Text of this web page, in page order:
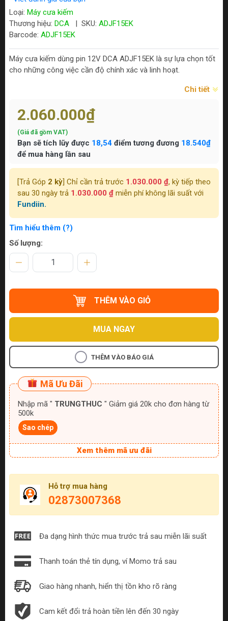
Loại: Máy cưa kiếm
Thương hiệu: DCA SKU: ADJF15EK
Barcode: ADJF15EK
Máy cưa kiếm dùng pin 12V DCA ADJF15EK là sự lựa chọn tốt
cho những công việc cần độ chính xác và linh hoạt.
Chi tiết
2.060.000₫
(Giá đã gồm VAT)
Bạn sẽ tích lũy được 18,54 điểm tương đương 18.540₫
để mua hàng lần sau
[Trả Góp 2 kỳ ] Chỉ cần trả trước 1.030.000 ₫, kỳ tiếp theo
sau 30 ngày trả 1.030.000 ₫ miễn phí không lãi suất với
Fundiin.
Tìm hiểu thêm (?)
Số lượng:
THÊM VÀO GIỎ
MUA NGAY
THÊM VÀO BÁO GIÁ
Mã Ưu Đãi
Nhập mã " TRUNGTHUC " Giảm giá 20k cho đơn hàng từ
500k
Sao chép
Xem thêm mã ưu đãi
Hỗ trợ mua hàng
02873007368
Đa dạng hình thức mua trước trả sau miễn lãi suất
Thanh toán thẻ tín dụng, ví Momo trả sau
Giao hàng nhanh, hiển thị tồn kho rõ ràng
Cam kết đổi trả hoàn tiền lên đến 30 ngày